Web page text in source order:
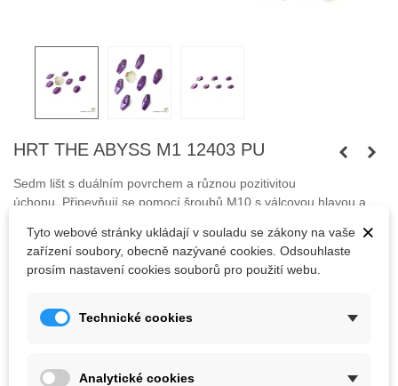
HRT THE ABYSS M1 12403 PU
Sedm lišt s duálním povrchem a různou pozitivitou
úchopu. Připevňují se pomocí šroubů M10 s válcovou hlavou a
Šrouby nejsou součástí balení.
1 984,40 Kč (s DPH)
×
Tyto webové stránky ukládají v souladu se zákony na vaše
zařízení soubory, obecně nazývané cookies. Odsouhlaste
prosím nastavení cookies souborů pro použití webu.
Technické cookies
Analytické cookies